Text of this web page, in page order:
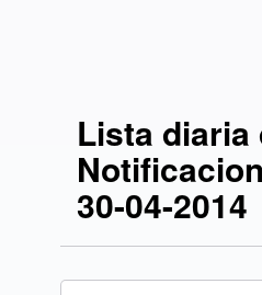
Lista diaria
30-04-2014